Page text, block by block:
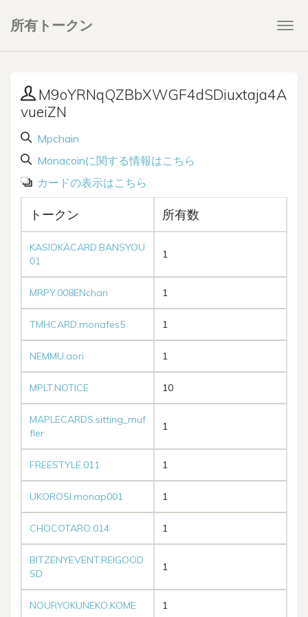
所有トークン
M9oYRNqQZBbXWGF4dSDiuxtaja4A
vueiZN
Mpchain
Monacoinに関する情報はこちら
カードの表示はこちら
トークン 所有数
KASIOKACARD.BANSYOU
01
1
MRPY.008ENchan 1
TMHCARD.monafes5 1
NEMMU.aori 1
MPLT.NOTICE 10
MAPLECARDS.sitting_muf
fler
1
FREESTYLE.011 1
UKOROSI.monap001 1
CHOCOTARO.014 1
BITZENYEVENT.REIGOOD
SD
1
NOURYOKUNEKO.KOME 1